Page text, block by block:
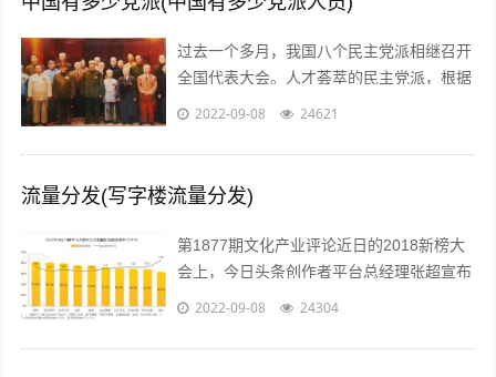
过去一个多月，我国八个民主党派相继召开
全国代表大会。人才荟萃的民主党派，根据
历史传统各有特色、成员界别也各具特点。
2022-09-08 24621
流量分发(写字楼流量分发)
第1877期文化产业评论近日的2018新榜大
会上，今日头条创作者平台总经理张超宣布
头条号平台将全面升级。升级后，平台将支
2022-09-08 24304